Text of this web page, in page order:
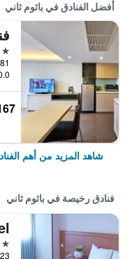
أفضل الفنادق في باثوم ثاني
4 نجوم
0.0 كيلومتر عن
167
شاهد المزيد من أهم
فنادق رخيصة في باثوم ثاني
3 نجوم